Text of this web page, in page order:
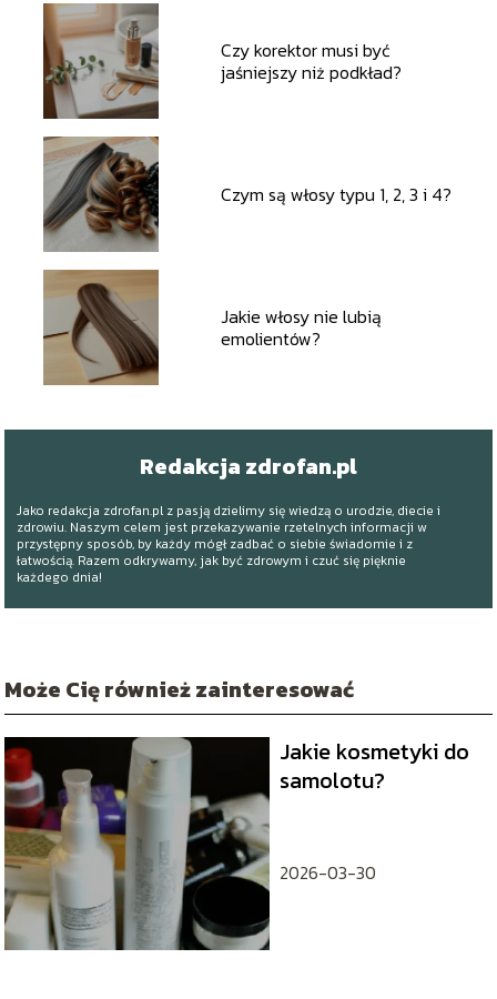
Czy korektor musi być
jaśniejszy niż podkład?
Czym są włosy typu 1, 2, 3 i 4?
Jakie włosy nie lubią
emolientów?
Redakcja zdrofan.pl
Jako redakcja zdrofan.pl z pasją dzielimy się wiedzą o urodzie, diecie i
zdrowiu. Naszym celem jest przekazywanie rzetelnych informacji w
przystępny sposób, by każdy mógł zadbać o siebie świadomie i z
łatwością. Razem odkrywamy, jak być zdrowym i czuć się pięknie
każdego dnia!
Może Cię również zainteresować
Jakie kosmetyki do
samolotu?
2026-03-30